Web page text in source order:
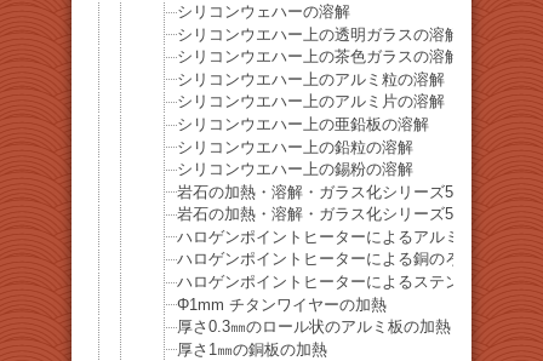
シリコンウェハーの溶解
シリコンウエハー上の透明ガラスの溶解
シリコンウエハー上の茶色ガラスの溶解
シリコンウエハー上のアルミ粒の溶解
シリコンウエハー上のアルミ片の溶解
シリコンウエハー上の亜鉛板の溶解
シリコンウエハー上の鉛粒の溶解
シリコンウエハー上の錫粉の溶解
岩石の加熱・溶解・ガラス化シリーズ51-小笠原諸
岩石の加熱・溶解・ガラス化シリーズ52-小笠原諸
ハロゲンポイントヒーターによるアルミのろう付け
ハロゲンポイントヒーターによる銅のろう付け
ハロゲンポイントヒーターによるステンレスのろう
Φ1mm チタンワイヤーの加熱
厚さ0.3㎜のロール状のアルミ板の加熱
厚さ1㎜の銅板の加熱